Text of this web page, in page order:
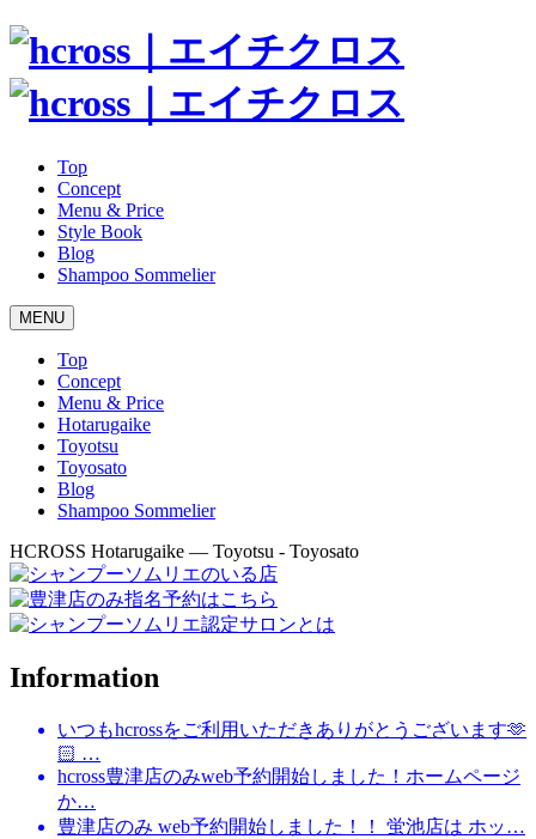
Top
Concept
Menu & Price
Style Book
Blog
Shampoo Sommelier
MENU
Top
Concept
Menu & Price
Hotarugaike
Toyotsu
Toyosato
Blog
Shampoo Sommelier
HCROSS Hotarugaike — Toyotsu - Toyosato
Information
いつもhcrossをご利用いただきありがとうございます🫶
🏻 …
hcross豊津店のみweb予約開始しました！ホームページ
か…
豊津店のみ web予約開始しました！！ 蛍池店は ホッ…